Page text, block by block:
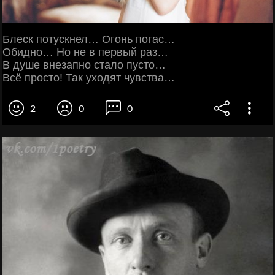
Блеск потускнел… Огонь погас…
Обидно… Но не в первый раз…
В душе внезапно стало пусто…
Всё просто! Так уходят чувства…
2 0 0